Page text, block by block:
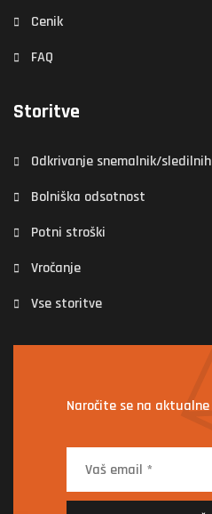
Cenik
FAQ
Storitve
Odkrivanje snemalnik/
Bolniška odsotnost
Potni stroški
Vročanje
Vse storitve
Naročite se na aktualne